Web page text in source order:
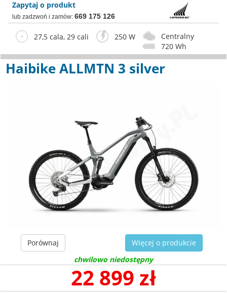
Zapytaj o produkt
lub zadzwoń i zamów: 669 175 126
27,5 cala, 29 cali 250 W
Centralny
720 Wh
Haibike ALLMTN 3 silver
Porównaj
Więcej o produkcie
chwilowo niedostępny
22 899 zł